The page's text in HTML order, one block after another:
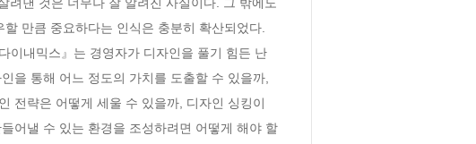
만큼 중요하다는 인식은 충분히 확산되었다.
이내믹스』는 경영자가 디자인을 풀기 힘든 난
을 통해 어느 정도의 가치를 도출할 수 있을까,
전략은 어떻게 세울 수 있을까, 디자인 싱킹이
어낼 수 있는 환경을 조성하려면 어떻게 해야 할